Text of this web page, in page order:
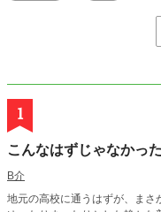
1
こんなはずじゃなかった
B介
地元の高校に通うはずが、まさ